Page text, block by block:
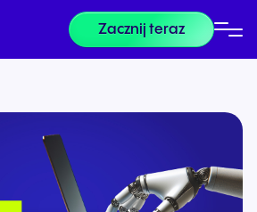
Zacznij teraz